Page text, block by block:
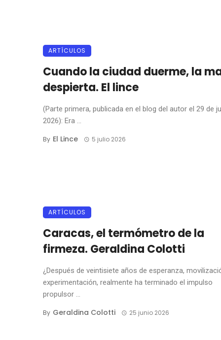
ARTÍCULOS
Cuando la ciudad duerme, la
despierta. El lince
(Parte primera, publicada en el blog del autor el 29 de
2026): Era ...
By El Lince 5 julio 2026
ARTÍCULOS
Caracas, el termómetro de la
firmeza. Geraldina Colotti
¿Después de veintisiete años de esperanza,
experimentación, realmente ha terminado el impulso
propulsor ...
By Geraldina Colotti 25 junio 2026